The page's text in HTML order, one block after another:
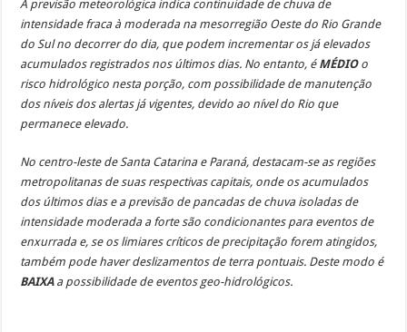
A previsão meteorológica indica continuidade de chuva de
intensidade fraca à moderada na mesorregião Oeste do Rio Grande
do Sul no decorrer do dia, que podem incrementar os já elevados
acumulados registrados nos últimos dias. No entanto, é MÉDIO o
risco hidrológico nesta porção, com possibilidade de manutenção
dos níveis dos alertas já vigentes, devido ao nível do Rio que
permanece elevado.
No centro-leste de Santa Catarina e Paraná, destacam-se as regiões
metropolitanas de suas respectivas capitais, onde os acumulados
dos últimos dias e a previsão de pancadas de chuva isoladas de
intensidade moderada a forte são condicionantes para eventos de
enxurrada e, se os limiares críticos de precipitação forem atingidos,
também pode haver deslizamentos de terra pontuais. Deste modo é
BAIXA a possibilidade de eventos geo-hidrológicos.